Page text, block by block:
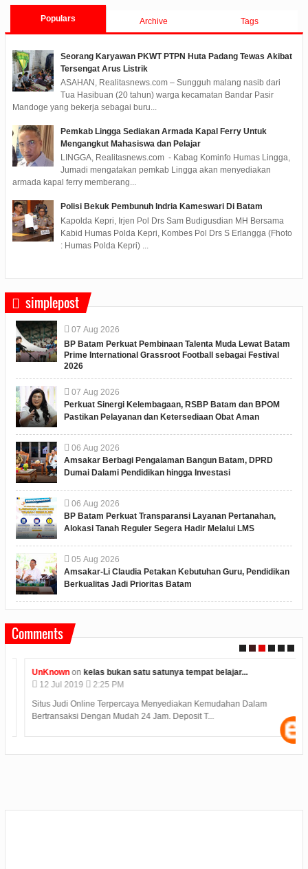
Populars Archive Tags
Seorang Karyawan PKWT PTPN Huta Padang Tewas Akibat
Tersengat Arus Listrik
ASAHAN, Realitasnews.com – Sungguh malang nasib dari
Tua Hasibuan (20 tahun) warga kecamatan Bandar Pasir
Mandoge yang bekerja sebagai buru...
Pemkab Lingga Sediakan Armada Kapal Ferry Untuk
Mengangkut Mahasiswa dan Pelajar
LINGGA, Realitasnews.com - Kabag Kominfo Humas Lingga,
Jumadi mengatakan pemkab Lingga akan menyediakan
armada kapal ferry memberang...
Polisi Bekuk Pembunuh Indria Kameswari Di Batam
Kapolda Kepri, Irjen Pol Drs Sam Budigusdian MH Bersama
Kabid Humas Polda Kepri, Kombes Pol Drs S Erlangga (Fhoto
: Humas Polda Kepri) ...
simplepost
07 Aug 2026
BP Batam Perkuat Pembinaan Talenta Muda Lewat Batam
Prime International Grassroot Football sebagai Festival
2026
07 Aug 2026
Perkuat Sinergi Kelembagaan, RSBP Batam dan BPOM
Pastikan Pelayanan dan Ketersediaan Obat Aman
06 Aug 2026
Amsakar Berbagi Pengalaman Bangun Batam, DPRD
Dumai Dalami Pendidikan hingga Investasi
06 Aug 2026
BP Batam Perkuat Transparansi Layanan Pertanahan,
Alokasi Tanah Reguler Segera Hadir Melalui LMS
05 Aug 2026
Amsakar-Li Claudia Petakan Kebutuhan Guru, Pendidikan
Berkualitas Jadi Prioritas Batam
Comments
UnKnownonkelas bukan satu satunya tempat belajar...
12 Jul 2019
2:25 PM
Situs Judi Online Terpercaya Menyediakan Kemudahan Dalam
Bertransaksi Dengan Mudah 24 Jam. Deposit T...